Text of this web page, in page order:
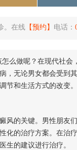
。在线 【预约】 电话：
么做呢？在现代社
，无论男女都会受到
节和生活方式的改变
的关键。男性朋友
化的治疗方案。在治
生的建议进行治疗。